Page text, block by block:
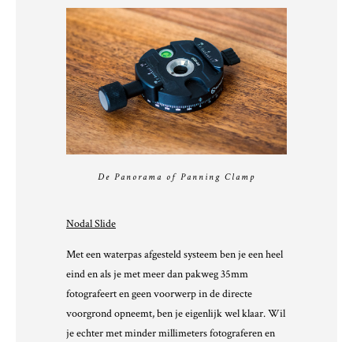
De Panorama of Panning Clamp
Nodal Slide
Met een waterpas afgesteld systeem ben je een heel
eind en als je met meer dan pakweg 35mm
fotografeert en geen voorwerp in de directe
voorgrond opneemt, ben je eigenlijk wel klaar. Wil
je echter met minder millimeters fotograferen en